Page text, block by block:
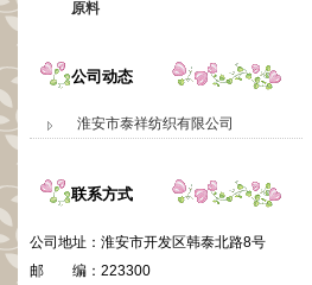
原料
公司动态
淮安市泰祥纺织有限公司
联系方式
公司地址： 淮安市开发区韩泰北路8号
邮 编： 223300